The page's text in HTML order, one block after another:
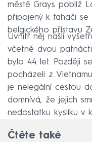
městě Grays poblíž
připojený k tahači
belgického přístavu
Uvnitř něj našli
včetně dvou
bylo 44 let. Později
pocházeli z
je nelegální cestou
domnívá, že jejich
nedostatku kyslíku v
Čtěte také